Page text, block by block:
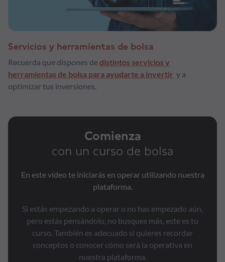
Servicios y herramientas de bolsa
Recuerda que dispones dedistintos servicios y
herramientas de bolsa para ayudarte a invertir y a
optimizar tus inversiones.
Comienza
con un curso de bolsa
En este vídeo te iniciarás en operar utilizando nuestra
plataforma.
Si estás empezando a operar o no has empezado aún,
pero estás pensándolo, no busques más, este es tu
curso. También es adecuado si quieres recordar
conceptos o conocer cómo será la operativa en
nuestra plataforma.